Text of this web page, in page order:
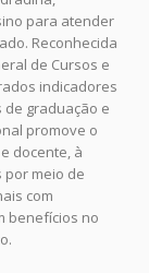
para atender
Reconhecida
de Cursos e
indicadores
de graduação e
promove o
docente, à
por meio de
com
benefícios no